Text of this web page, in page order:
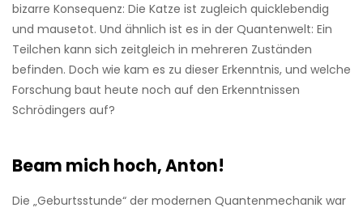
bizarre ­Konsequenz: Die Katze ist zugleich quicklebendig
und mausetot. Und ähnlich ist es in der Quantenwelt: Ein
Teilchen kann sich zeitgleich in mehreren Zuständen
befinden. Doch wie kam es zu dieser Erkenntnis, und welche
Forschung baut heute noch auf den Erkenntnissen
Schrödingers auf?
Beam mich hoch, Anton!
Die „Geburtsstunde“ der modernen Quantenmechanik war